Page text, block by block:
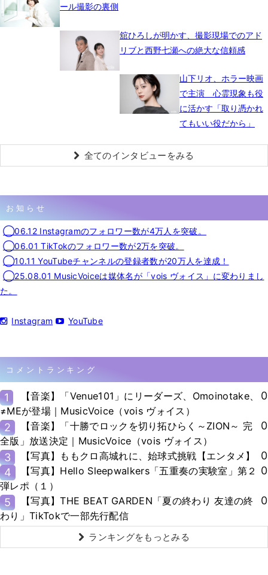
ール撮影の裏側
舘ひろしが明かす、撮影現場でのアド
リブと西野七瀬への絶大な信頼感
山下リオ、ホラー映画
で主演 心霊現象も役
に活かす「取り憑かれ
てもいい役だから」
全てのインタビューをみる
お知らせ
◯06.12 Instagramのフォロワー数が4万人を突破。
◯06.01 TikTokのフォロワー数が2万を突破。
◯10.11 YouTubeチャンネルの登録者数が20万人を達成！
◯25.08.01 MusicVoiceは媒体名が「vois ヴォイス」に変わりまし
た。
Instagram YouTube
コメントランキング
1
【音楽】「Venue101」にリーダーズ、Omoinotake、
≠MEが登場｜MusicVoice（vois ヴォイス）
0
2
【音楽】「十勝でロックを切り拓ひらく～ZION～ 完
全版」放送決定｜MusicVoice（vois ヴォイス）
0
3 【写真】ももクロ高城れに、始球式挑戦【エンタメ】
0
4
【写真】Hello Sleepwalkers「五重奏の実験室」第２
弾レポ（１）
0
5
【写真】THE BEAT GARDEN「夏の終わり 友達の終
わり」TikTokで一部先行配信
0
ランキングをもっとみる